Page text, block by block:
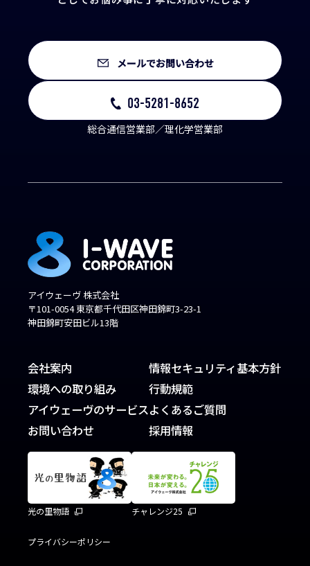
メールでお問い合わせ
03-5281-8652
総合通信営業部／理化学営業部
アイウェーヴ 株式会社
〒101-0054 東京都千代田区神田錦町3-23-1
神田錦町安田ビル13階
会社案内
環境への取り組み
アイウェーヴのサービス
お問い合わせ
情報セキュリティ基本方針
行動規範
よくあるご質問
採用情報
光の里物語 チャレンジ25
プライバシーポリシー